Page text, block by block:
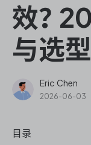
敏捷研发管理
企业知识库管理
效？
与选
Eric Chen
2026-06-03
目录